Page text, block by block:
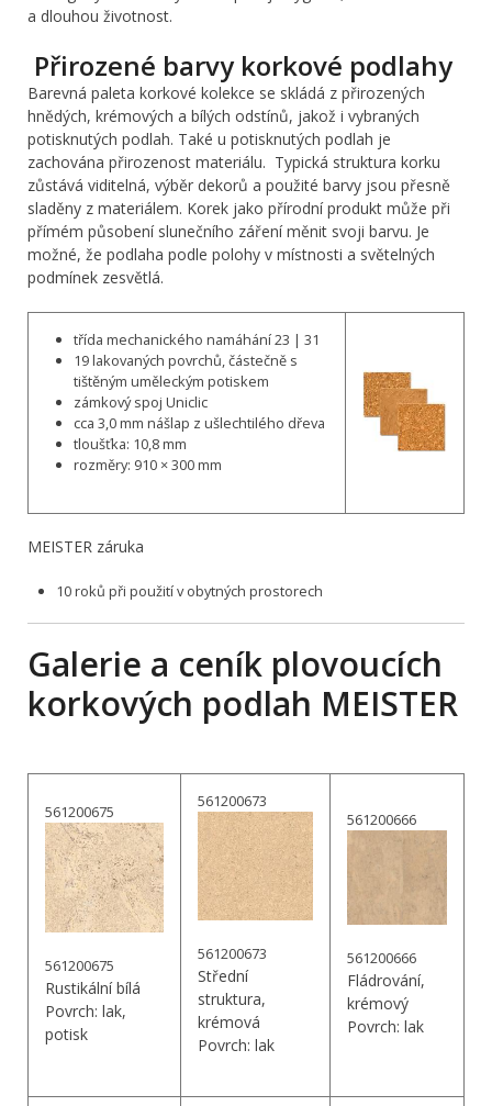
a dlouhou životnost.
Přirozené barvy korkové podlahy
Barevná paleta korkové kolekce se skládá z přirozených
hnědých, krémových a bílých odstínů, jakož i vybraných
potisknutých podlah. Také u potisknutých podlah je
zachována přirozenost materiálu. Typická struktura korku
zůstává viditelná, výběr dekorů a použité barvy jsou přesně
sladěny z materiálem. Korek jako přírodní produkt může při
přímém působení slunečního záření měnit svoji barvu. Je
možné, že podlaha podle polohy v místnosti a světelných
podmínek zesvětlá.
třída mechanického namáhání 23 | 31
19 lakovaných povrchů, částečně s
tištěným uměleckým potiskem
zámkový spoj Uniclic
cca 3,0 mm nášlap z ušlechtilého dřeva
tloušťka: 10,8 mm
rozměry: 910 × 300 mm
MEISTER záruka
10 roků při použití v obytných prostorech
Galerie a ceník plovoucích
korkových podlah MEISTER
561200675
561200675
Rustikální bílá
Povrch: lak,
potisk
561200673
561200673
Střední
struktura,
krémová
Povrch: lak
561200666
561200666
Fládrování,
krémový
Povrch: lak